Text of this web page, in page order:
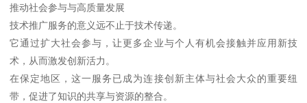
推动社会参与与高质量发展
技术推广服务的意义远不止于技术传递。
它通过扩大社会参与，让更多企业与个人有机会接触并应用新技
术，从而激发创新活力。
在保定地区，这一服务已成为连接创新主体与社会大众的重要纽
带，促进了知识的共享与资源的整合。